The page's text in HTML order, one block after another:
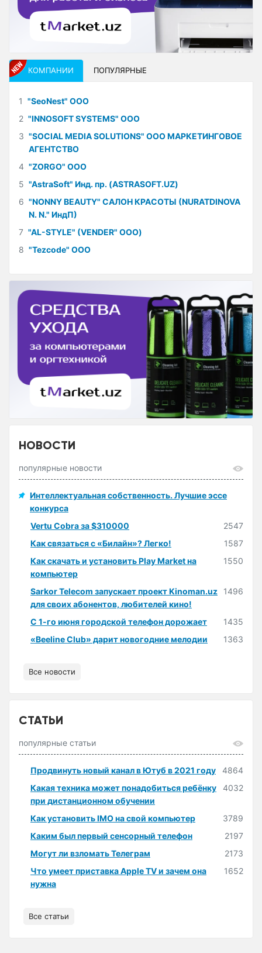
КОМПАНИИ ПОПУЛЯРНЫЕ
1 "SeoNest" ООО
2 "INNOSOFT SYSTEMS" ООО
3 "SOCIAL MEDIA SOLUTIONS" ООО МАРКЕТИНГОВОЕ
АГЕНТСТВО
4 "ZORGO" ООО
5 "AstraSoft" Инд. пр. (ASTRASOFT.UZ)
6 "NONNY BEAUTY" САЛОН КРАСОТЫ (NURATDINOVA
N. N." ИндП)
7 "AL-STYLE" (VENDER" ООО)
8 "Tezcode" ООО
НОВОСТИ
популярные новости
Интеллектуальная собственность. Лучшие эссе
конкурса
Vertu Cobra за $310000
2547
Как связаться с «Билайн»? Легко!
1587
Как скачать и установить Play Market на
компьютер
1550
Sarkor Telecom запускает проект Kinoman.uz
для своих абонентов, любителей кино!
1496
С 1-го июня городской телефон дорожает
1435
«Beeline Club» дарит новогодние мелодии
1363
Все новости
СТАТЬИ
популярные статьи
Продвинуть новый канал в Ютуб в 2021 году
4864
Какая техника может понадобиться ребёнку
при дистанционном обучении
4032
Как установить IMO на свой компьютер
3789
Каким был первый сенсорный телефон
2197
Могут ли взломать Телеграм
2173
Что умеет приставка Apple TV и зачем она
нужна
1652
Все статьи